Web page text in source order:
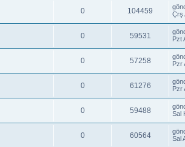
0 104459 Çrş
0 59531 Pzt
0 57258 Pzr
0 61276 Pzr
0 59488 Sal
0 60564 Sal